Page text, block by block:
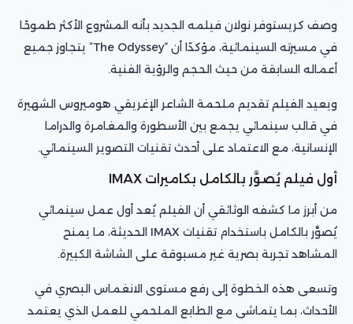
وصف كريستوفر نولان فيلمه الجديد بأنه المشروع الأكثر طموحًا
في مسيرته السينمائية، مؤكدًا أن “The Odyssey” يتجاوز جميع
أعماله السابقة من حيث الحجم والرؤية الفنية.
ويعيد الفيلم تقديم ملحمة الشاعر الإغريقي هوميروس الشهيرة
في قالب سينمائي يجمع بين الأسطورة والمغامرة والدراما
الإنسانية، مع الاعتماد على أحدث تقنيات التصوير السينمائي.
أول فيلم يُصوَّر بالكامل بكاميرات IMAX
من أبرز ما كشفه الوثائقي أن الفيلم يُعد أول عمل سينمائي
يُصوَّر بالكامل باستخدام تقنيات IMAX الحديثة، ما يمنح
المشاهد تجربة بصرية غير مسبوقة على الشاشة الكبيرة.
وتسعى هذه الخطوة إلى رفع مستوى الانغماس البصري في
الأحداث، بما يتماشى مع الطابع الملحمي للعمل الذي يعتمد